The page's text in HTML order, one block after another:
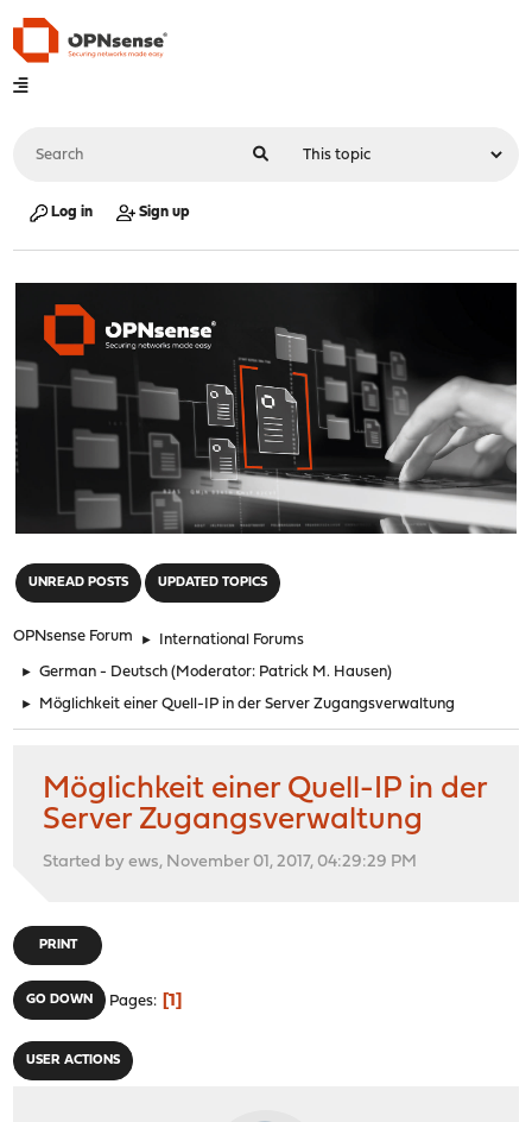
Log in Sign up
UNREAD POSTS UPDATED TOPICS
OPNsense Forum ► International Forums
► German - Deutsch (Moderator: Patrick M. Hausen)
► Möglichkeit einer Quell-IP in der Server Zugangsverwaltung
Möglichkeit einer Quell-IP in der
Server Zugangsverwaltung
Started by ews, November 01, 2017, 04:29:29 PM
PRINT
GO DOWN Pages 1
USER ACTIONS